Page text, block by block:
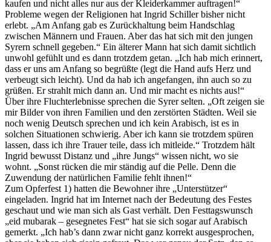
kaufen und nicht alles nur aus der Kleiderkammer auftragen!“
Probleme wegen der Religionen hat Ingrid Schiller bisher nicht
erlebt. „Am Anfang gab es Zurückhaltung beim Handschlag
zwischen Männern und Frauen. Aber das hat sich mit den jungen
Syrern schnell gegeben.“ Ein älterer Mann hat sich damit sichtlich
unwohl gefühlt und es dann trotzdem getan. „Ich hab mich erinnert,
dass er uns am Anfang so begrüßte (legt die Hand aufs Herz und
verbeugt sich leicht). Und da hab ich angefangen, ihn auch so zu
grüßen. Er strahlt mich dann an. Und mir macht es nichts aus!“
Über ihre Fluchterlebnisse sprechen die Syrer selten. „Oft zeigen sie
mir Bilder von ihren Familien und den zerstörten Städten. Weil sie
noch wenig Deutsch sprechen und ich kein Arabisch, ist es in
solchen Situationen schwierig. Aber ich kann sie trotzdem spüren
lassen, dass ich ihre Trauer teile, dass ich mitleide.“ Trotzdem hält
Ingrid bewusst Distanz und „ihre Jungs“ wissen nicht, wo sie
wohnt. „Sonst rücken die mir ständig auf die Pelle. Denn die
Zuwendung der natürlichen Familie fehlt ihnen!“
Zum Opferfest 1) hatten die Bewohner ihre „Unterstützer“
eingeladen. Ingrid hat im Internet nach der Bedeutung des Festes
geschaut und wie man sich als Gast verhält. Den Festtagswunsch
„eid mubarak – gesegnetes Fest“ hat sie sich sogar auf Arabisch
gemerkt. „Ich hab’s dann zwar nicht ganz korrekt ausgesprochen,